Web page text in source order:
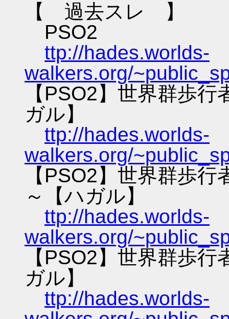
【 過去スレ 】
PSO2
ttp://hades.worlds-
walkers.org/
【PSO2】世界群歩
ガル】
ttp://hades.worlds-
walkers.org/
【PSO2】世界群歩
～【ハガル】
ttp://hades.worlds-
walkers.org/
【PSO2】世界群歩
ガル】
ttp://hades.worlds-